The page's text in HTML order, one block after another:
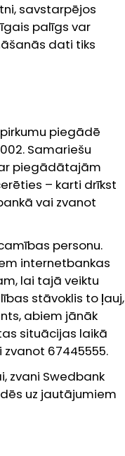
savstarpējos
palīgs var
dati tiks
piegādē
Samariešu
piegādātajām
– karti drīkst
vai zvanot
personu.
internetbankas
lai tajā veiktu
stāvoklis to ļauj,
abiem jānāk
situācijas laikā
67445555.
zvani Swedbank
uz jautājumiem